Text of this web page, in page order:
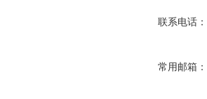
联系电话：
常用邮箱：